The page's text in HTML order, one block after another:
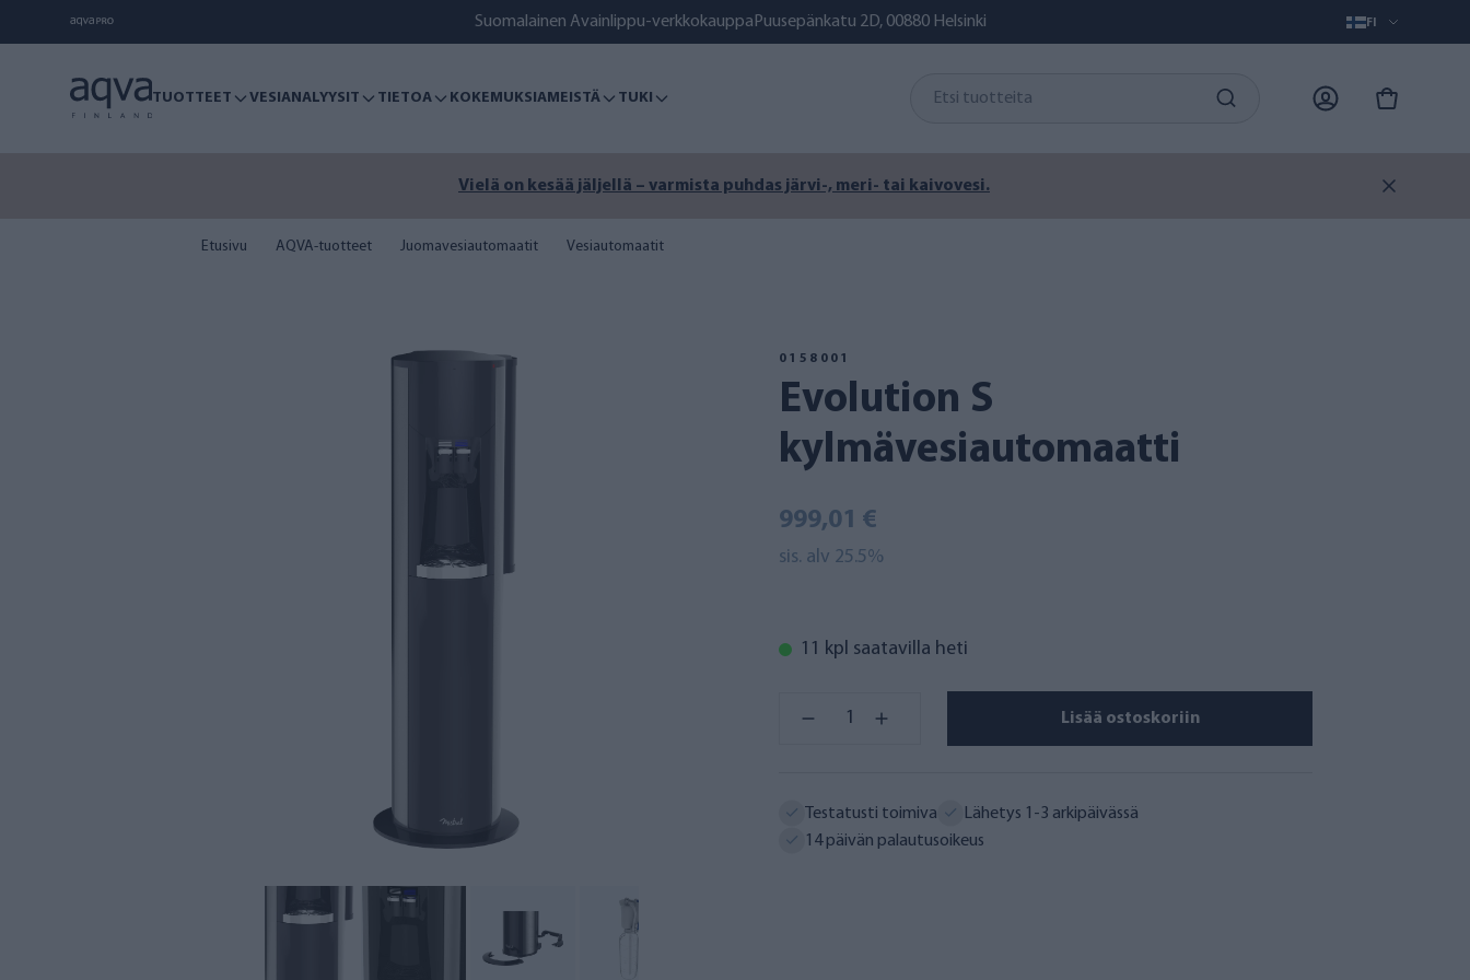
Suomalainen Avainlippu-verkkokauppa Puusepänkatu 2D, 00880 Helsinki FI
TUOTTEET VESIANALYYSIT TIETOA KOKEMUKSIAMEISTÄ TUKI
Vielä on kesää jäljellä – varmista puhdas järvi-, meri- tai kaivovesi.
Etusivu AQVA-tuotteet Juomavesiautomaatit Vesiautomaatit
0158001
Evolution S
kylmävesiautomaatti
999,01 €
sis. alv 25.5%
11 kpl saatavilla heti
Lisää ostoskoriin
Testatusti toimiva
Lähetys 1-3 arkipäivässä
14 päivän palautusoikeus